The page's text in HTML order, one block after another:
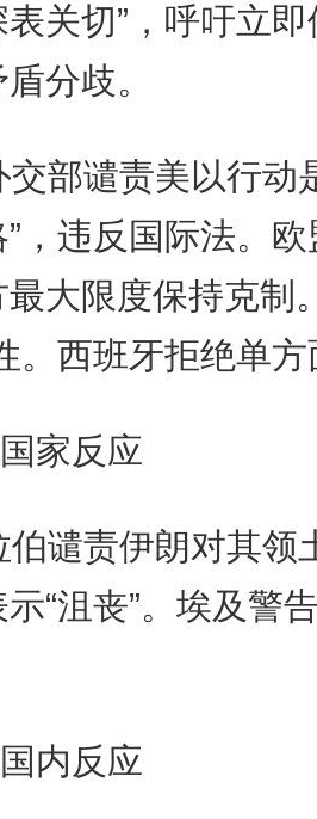
关切”，呼吁立
分歧。
交部谴责美以行动
，违反国际法。
大限度保持克制
。西班牙拒绝单
家反应
伯谴责伊朗对其领
“沮丧”。埃及警
内反应